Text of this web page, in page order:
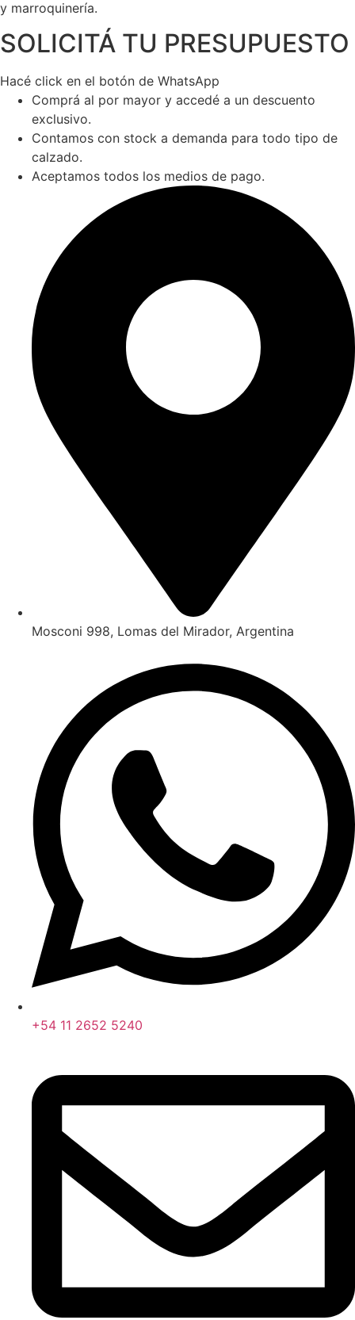
y marroquinería.
SOLICITÁ TU PRESUPUESTO
Hacé click en el botón de WhatsApp
Comprá al por mayor y accedé a un descuento
exclusivo.
Contamos con stock a demanda para todo tipo de
calzado.
Aceptamos todos los medios de pago.
Mosconi 998, Lomas del Mirador, Argentina
+54 11 2652 5240